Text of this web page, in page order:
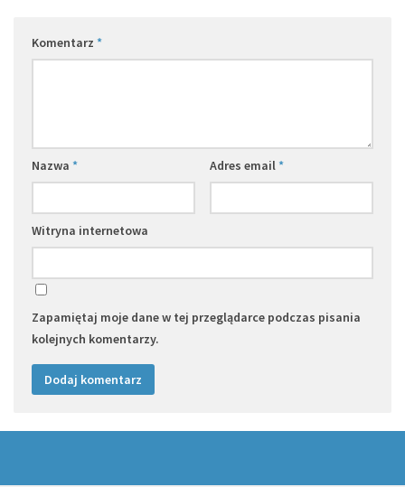
Komentarz *
Nazwa * Adres email*
Witryna internetowa
Zapamiętaj moje dane w tej przeglądarce podczas pisania
kolejnych komentarzy.